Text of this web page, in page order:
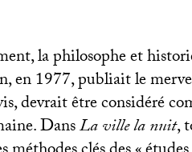
la philosophe et
en 1977, publiait le
devrait être considéré
DansLa ville la nuit,